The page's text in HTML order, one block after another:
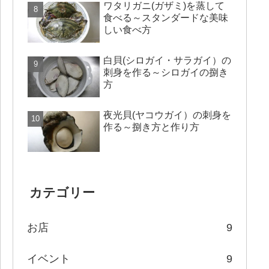
ワタリガニ(ガザミ)を蒸して
食べる～スタンダードな美味
しい食べ方
白貝(シロガイ・サラガイ）の
刺身を作る～シロガイの捌き
方
夜光貝(ヤコウガイ）の刺身を
作る～捌き方と作り方
カテゴリー
お店 9
イベント 9